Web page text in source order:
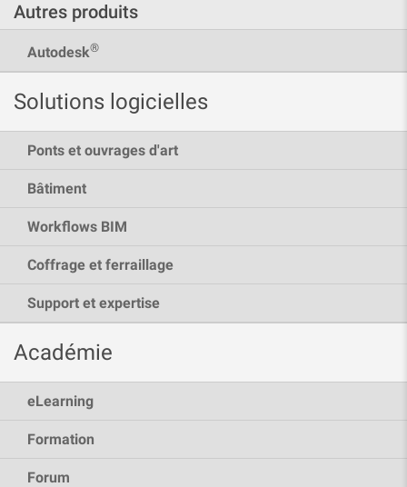
Autres produits
Autodesk®
Solutions logicielles
Ponts et ouvrages d'art
Bâtiment
Workflows BIM
Coffrage et ferraillage
Support et expertise
Académie
eLearning
Formation
Forum